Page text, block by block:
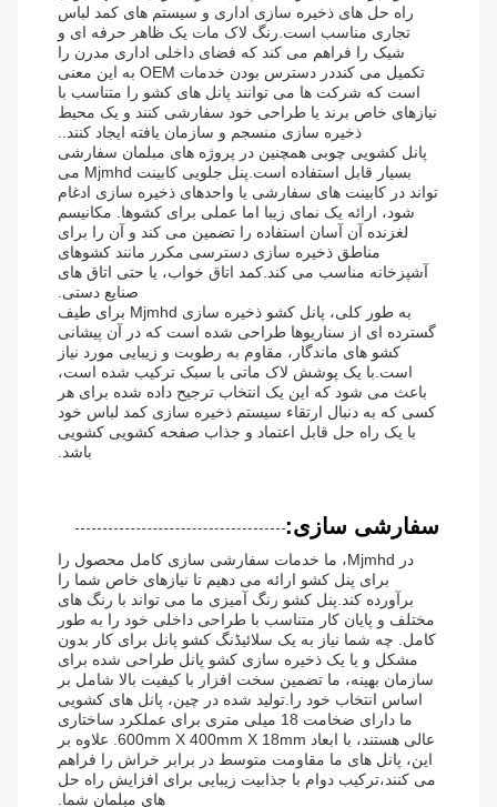
راه حل های ذخیره سازی اداری و سیستم های کمد لباس
تجاری مناسب است.رنگ لاک مات یک ظاهر حرفه ای و
شیک را فراهم می کند که فضای داخلی اداری مدرن را
تکمیل می کنددر دسترس بودن خدمات OEM به این معنی
است که شرکت ها می توانند پانل های کشو را متناسب با
نیازهای خاص برند یا طراحی خود سفارشی کنند و یک محیط
ذخیره سازی منسجم و سازمان یافته ایجاد کنند..
پانل کشویی چوبی همچنین در پروژه های مبلمان سفارشی
بسیار قابل استفاده است.پنل جلویی کابینت Mjmhd می
تواند در کابینت های سفارشی یا واحدهای ذخیره سازی ادغام
شود، ارائه یک نمای زیبا اما عملی برای کشوها. مکانیسم
لغزنده آن آسان استفاده را تضمین می کند و آن را برای
مناطق ذخیره سازی دسترسی مکرر مانند کشوهای
آشپزخانه مناسب می کند.کمد اتاق خواب، یا حتی اتاق های
صنایع دستی.
به طور کلی، پانل کشو ذخیره سازی Mjmhd برای طیف
گسترده ای از سناریوها طراحی شده است که در آن پیشانی
کشو های ماندگار، مقاوم به رطوبت و زیبایی مورد نیاز
است.با یک پوشش لاک ماتی با سبک ترکیب شده است،
باعث می شود که این یک انتخاب ترجیح داده شده برای هر
کسی که به دنبال ارتقاء سیستم ذخیره سازی کمد لباس خود
با یک راه حل قابل اعتماد و جذاب صفحه کشویی کشویی
باشد.
سفارشی سازی:
در Mjmhd، ما خدمات سفارشی سازی کامل محصول را
برای پنل کشو ارائه می دهیم تا نیازهای خاص شما را
برآورده کند.پنل کشو رنگ آمیزی ما می تواند با رنگ های
مختلف و پایان کار متناسب با طراحی داخلی خود را به طور
کامل. چه شما نیاز به یک سلائیڈنگ کشو پانل برای کار بدون
مشکل و یا یک ذخیره سازی کشو پانل طراحی شده برای
سازمان بهینه، ما تضمین سخت افزار با کیفیت بالا شامل بر
اساس انتخاب خود را.تولید شده در چین، پانل های کشویی
ما دارای ضخامت 18 میلی متری برای عملکرد ساختاری
عالی هستند، با ابعاد 600mm X 400mm X 18mm. علاوه بر
این، پانل های ما مقاومت متوسط در برابر خراش را فراهم
می کنند،ترکیب دوام با جذابیت زیبایی برای افزایش راه حل
های مبلمان شما.